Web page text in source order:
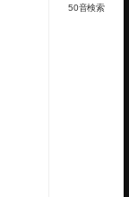
50音検索